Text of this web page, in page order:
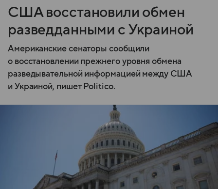
США восстановили обмен
разведданными с Украиной
Американские сенаторы сообщили
о восстановлении прежнего уровня обмена
разведывательной информацией между США
и Украиной, пишет Politico.